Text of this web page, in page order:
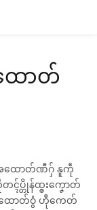
ောတ်
အထောတ်ဏီဂှ် နူကဵု
ၚ်ပ္တိုန်ထ္ၜးကၞောတ်
ထောတ်ဝွံ ဟီုကေတ်